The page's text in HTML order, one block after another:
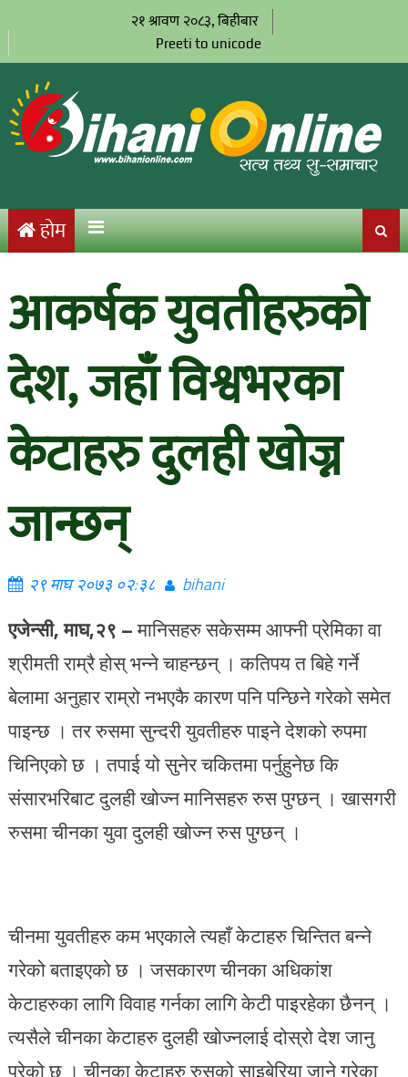
२१ श्रावण २०८३, बिहीबार
Preeti to unicode
होम
आकर्षक युवतीहरुको
देश, जहाँ विश्वभरका
केटाहरु दुलही खोज्न
जान्छन्
२९ माघ २०७३ ०२:३८ bihani
एजेन्सी, माघ,२९ –मानिसहरु सकेसम्म आफ्नी प्रेमिका वा
श्रीमती राम्रै होस् भन्ने चाहन्छन् । कतिपय त बिहे गर्ने
बेलामा अनुहार राम्रो नभएकै कारण पनि पन्छिने गरेको समेत
पाइन्छ । तर रुसमा सुन्दरी युवतीहरु पाइने देशको रुपमा
चिनिएको छ । तपाई यो सुनेर चकितमा पर्नुहुनेछ कि
संसारभरिबाट दुलही खोज्न मानिसहरु रुस पुग्छन् । खासगरी
रुसमा चीनका युवा दुलही खोज्न रुस पुग्छन् ।
चीनमा युवतीहरु कम भएकाले त्यहाँ केटाहरु चिन्तित बन्ने
गरेको बताइएको छ । जसकारण चीनका अधिकांश
केटाहरुका लागि विवाह गर्नका लागि केटी पाइरहेका छैनन् ।
त्यसैले चीनका केटाहरु दुलही खोज्नलाई दोस्रो देश जानु
परेको छ । चीनका केटाहरु रुसको साइबेरिया जाने गरेका